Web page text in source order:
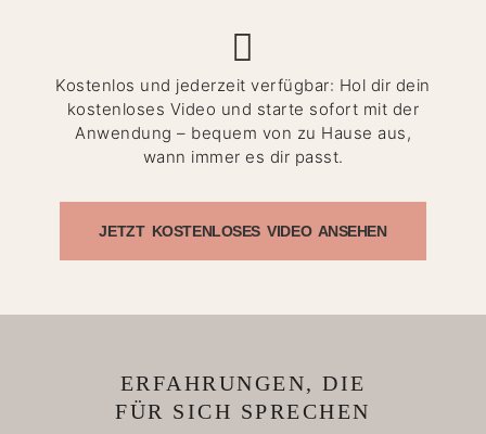
Kostenlos und jederzeit verfügbar: Hol dir dein
kostenloses Video und starte sofort mit der
Anwendung – bequem von zu Hause aus,
wann immer es dir passt.
JETZT KOSTENLOSES VIDEO ANSEHEN
ERFAHRUNGEN, DIE
FÜR SICH SPRECHEN